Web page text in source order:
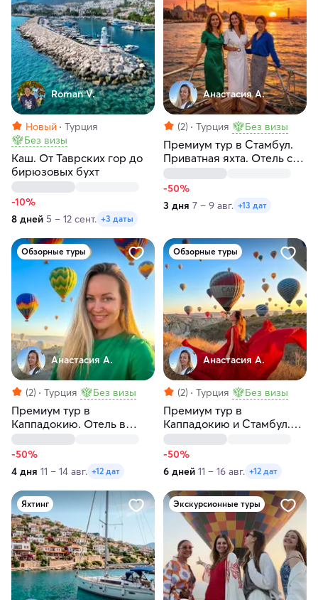
Roman V.
Новый
Турция
Без визы
Каш. От Таврских гор до
бирюзовых бухт
-10%
8 дней 5 – 12 сент. +3 даты
Анастасия А.
(2) Турция Без визы
Премиум тур в Стамбул.
Приватная яхта. Отель с
видом на Босфор. Без
толпы
-50%
3 дня 7 – 9 авг. +13 дат
Обзорные туры
Анастасия А.
(2) Турция Без визы
Премиум тур в
Каппадокию. Отель в
пещере, конная прогулка,
подземный город
-50%
4 дня 11 – 14 авг. +12 дат
Обзорные туры
Анастасия А.
(2) Турция Без визы
Премиум тур в
Каппадокию и Стамбул.
Приватная яхта на
Босфоре
-50%
6 дней 11 – 16 авг. +12 дат
Яхтинг Экскурсионные туры